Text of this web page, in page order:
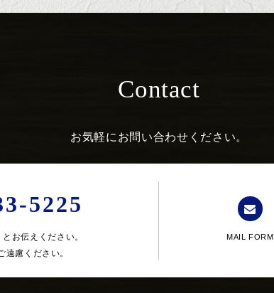
Contact
お気軽にお問い合わせください。
5225
お伝えください。
遠慮ください。
MAIL FORM